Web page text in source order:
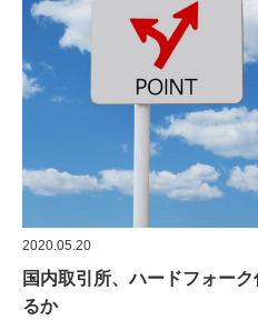
2020.05.20
国内取引所、ハードフォー
るか